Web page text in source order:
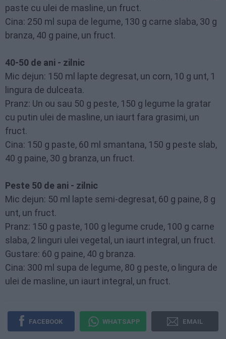
paste cu ulei de masline, un fruct.
Cina: 250 ml supa de legume, 130 g carne slaba, 30 g
branza, 40 g paine, un fruct.
40-50 de ani - zilnic
Mic dejun: 150 ml lapte degresat, un corn, 10 g unt, 1
lingura de dulceata.
Pranz: Un ou sau 50 g peste, 150 g legume la gratar
cu putin ulei de masline, un iaurt fara grasimi, un
fruct.
Cina: 150 g paste, 60 ml smantana, 150 g peste slab,
40 g paine, 30 g branza, un fruct.
Peste 50 de ani - zilnic
Mic dejun: 50 ml lapte semi-degresat, 60 g paine, 8 g
unt, un fruct.
Pranz: 150 g paste, 100 g legume crude, 100 g carne
slaba, 2 linguri ulei vegetal, un iaurt integral, un fruct.
Gustare: 60 g paine, 40 g branza.
Cina: 300 ml supa de legume, 80 g peste, o lingura de
ulei de masline, un iaurt integral, un fruct.
FACEBOOK WHATSAPP EMAIL